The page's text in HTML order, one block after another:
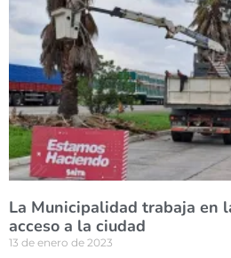
La Municipalidad trabaja en
acceso a la ciudad
13 de enero de 2023